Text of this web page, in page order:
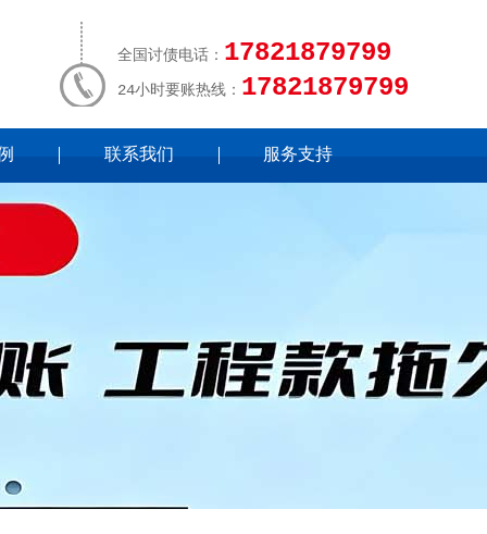
全国讨债电话： 17821879799
24小时要账热线： 17821879799
联系我们 服务支持